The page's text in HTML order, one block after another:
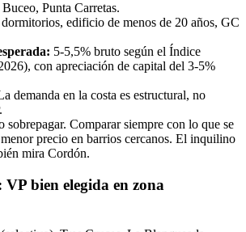
Punta Carretas.
edificio de menos de 20 años, GC
5-5,5% bruto según el Índice
con apreciación de capital del 3-5%
demanda en la costa es estructural, no
sobrepagar. Comparar siempre con lo que se
precio en barrios cercanos. El inquilino
mira Cordón.
bien elegida en zona